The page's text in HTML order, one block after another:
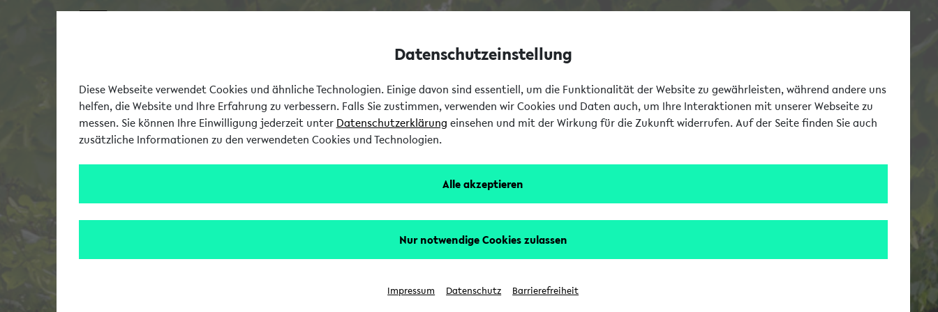
Datenschutzeinstellung
Diese Webseite verwendet Cookies und ähnliche Technologien. Einige davon sind essentiell, um die Funktionalität der Website zu gewährleisten, während andere uns
helfen, die Website und Ihre Erfahrung zu verbessern. Falls Sie zustimmen, verwenden wir Cookies und Daten auch, um Ihre Interaktionen mit unserer Webseite zu
messen. Sie können Ihre Einwilligung jederzeit unter Datenschutzerklärung einsehen und mit der Wirkung für die Zukunft widerrufen. Auf der Seite finden Sie auch
zusätzliche Informationen zu den verwendeten Cookies und Technologien.
Alle akzeptieren
Nur notwendige Cookies zulassen
Impressum Datenschutz Barrierefreiheit